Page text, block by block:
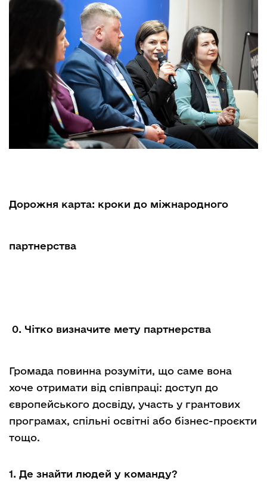
Дорожня карта: кроки до міжнародного
партнерства
0. Чітко визначите мету партнерства
Громада повинна розуміти, що саме вона
хоче отримати від співпраці: доступ до
європейського досвіду, участь у грантових
програмах, спільні освітні або бізнес-проєкти
тощо.
1. Де знайти людей у команду?